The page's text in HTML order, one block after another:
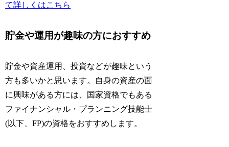
て詳しくはこちら
貯金や運用が趣味の方におすすめ
貯金や資産運用、投資などが趣味という
方も多いかと思います。自身の資産の面
に興味がある方には、国家資格でもある
ファイナンシャル・プランニング技能士
(以下、FP)の資格をおすすめします。